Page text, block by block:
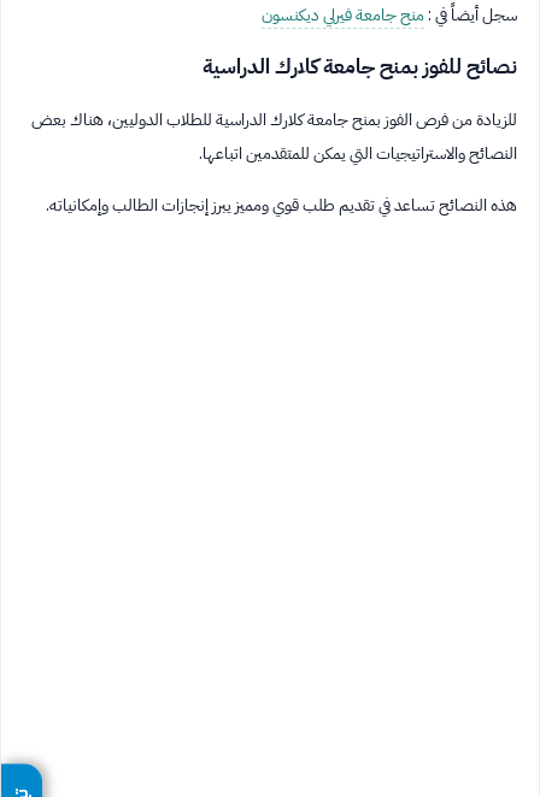
سجل أيضاً في :منح جامعة فيرلي ديكنسون
نصائح للفوز بمنح جامعة كلارك الدراسية
للزيادة من فرص الفوز بمنح جامعة كلارك الدراسية للطلاب الدوليين، هناك بعض
النصائح والاستراتيجيات التي يمكن للمتقدمين اتباعها.
هذه النصائح تساعد في تقديم طلب قوي ومميز يبرز إنجازات الطالب وإمكانياته.